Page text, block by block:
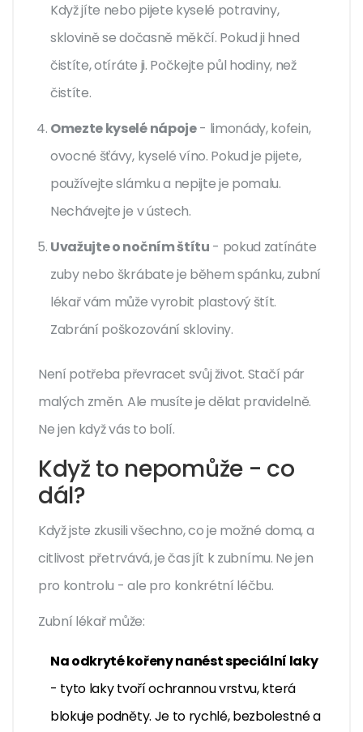
Když jíte nebo pijete kyselé potraviny,
sklovině se dočasně měkčí. Pokud ji hned
čistíte, otíráte ji. Počkejte půl hodiny, než
čistíte.
Omezte kyselé nápoje- limonády, kofein,
ovocné šťávy, kyselé víno. Pokud je pijete,
používejte slámku a nepijte je pomalu.
Nechávejte je v ústech.
Uvažujte o nočním štítu - pokud zatínáte
zuby nebo škrábate je během spánku, zubní
lékař vám může vyrobit plastový štít.
Zabrání poškozování skloviny.
Není potřeba převracet svůj život. Stačí pár
malých změn. Ale musíte je dělat pravidelně.
Ne jen když vás to bolí.
Když to nepomůže - co
dál?
Když jste zkusili všechno, co je možné doma, a
citlivost přetrvává, je čas jít k zubnímu. Ne jen
pro kontrolu - ale pro konkrétní léčbu.
Zubní lékař může:
Na odkryté kořeny nanést speciální laky
- tyto laky tvoří ochrannou vrstvu, která
blokuje podněty. Je to rychlé, bezbolestné a